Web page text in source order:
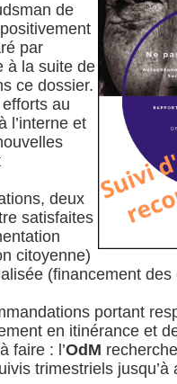
de
par
à la suite de
ce dossier.
au
l’interne et
deux
satisfaites
citoyenne)
(financement
portant
en itinérance et
faire : l’OdM
trimestriels jusqu’à